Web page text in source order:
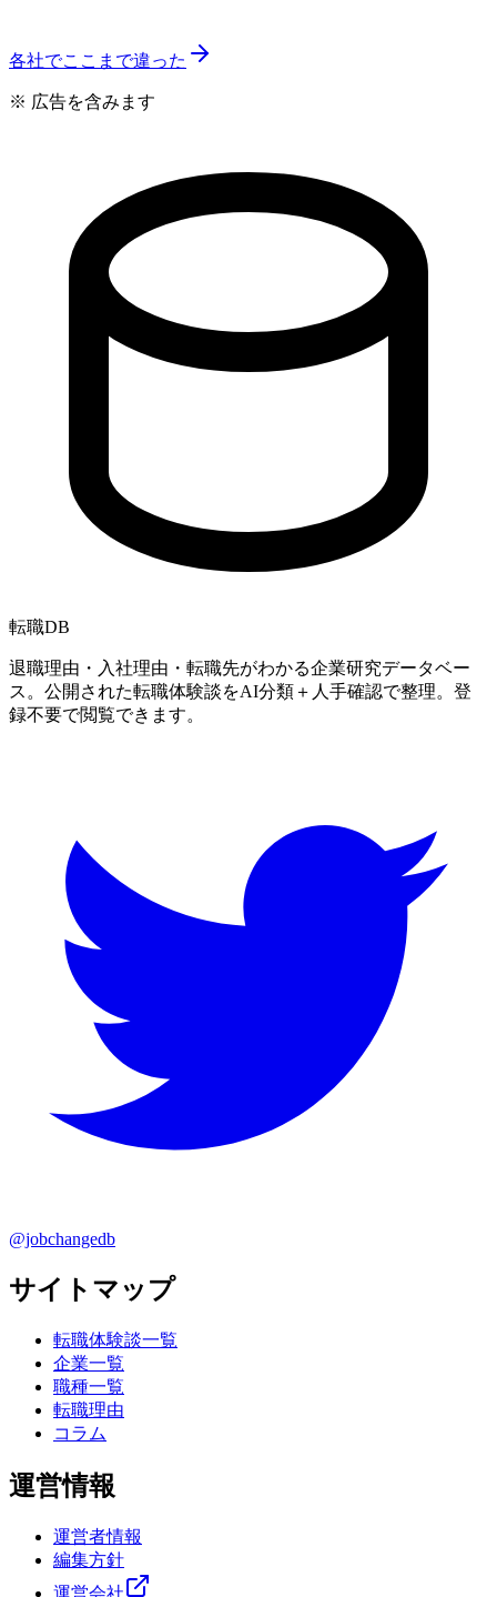
各社でここまで違った
※ 広告を含みます
転職DB
退職理由・入社理由・転職先がわかる企業研究データベー
ス。公開された転職体験談をAI分類＋人手確認で整理。登
録不要で閲覧できます。
@jobchangedb
サイトマップ
転職体験談一覧
企業一覧
職種一覧
転職理由
コラム
運営情報
運営者情報
編集方針
運営会社